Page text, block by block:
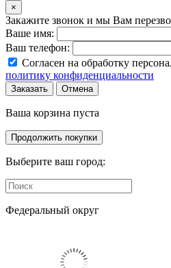
×
Закажите звонок и мы Вам
Ваше имя:
Ваш телефон:
Согласен на обработку
политику конфиденциальности
Заказать Отмена
Ваша корзина пуста
Продолжить покупки
Выберите ваш город:
Федеральный округ